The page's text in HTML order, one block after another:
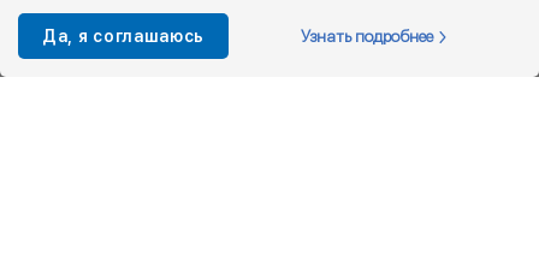
Магазины в Москва (50)
Да, я соглашаюсь Узнать подробнее